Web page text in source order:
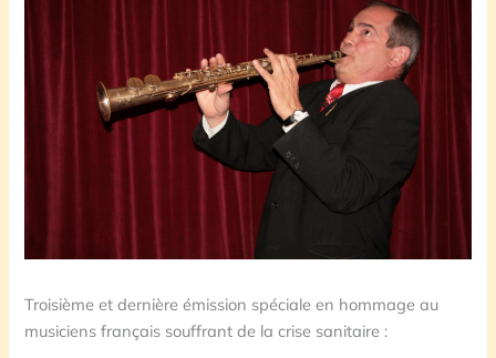
Troisième et dernière émission spéciale en hommage au
musiciens français souffrant de la crise sanitaire :